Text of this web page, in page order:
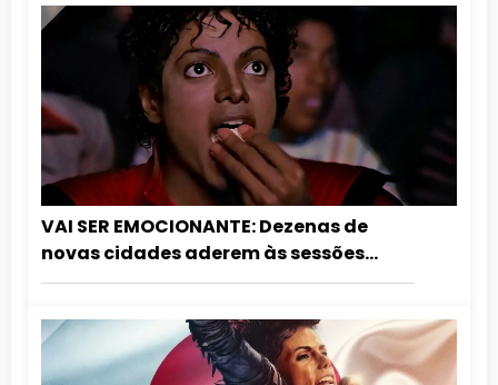
VAI SER EMOCIONANTE: Dezenas de
novas cidades aderem às sessões
especiais de aniversário do Rei do Pop.